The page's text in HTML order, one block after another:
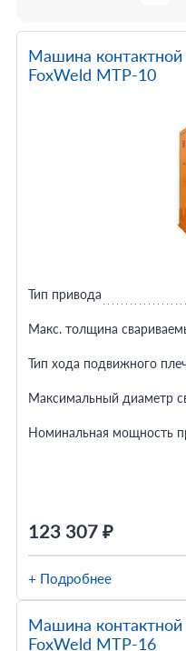
Машина контактной
FoxWeld МТР-10
123 307 ₽
Тип привода
Макс. толщина
Тип хода подвижного
Максимальный диаметр
Номинальная мощность
+ Подробнее
Машина контактной
FoxWeld МТР-16